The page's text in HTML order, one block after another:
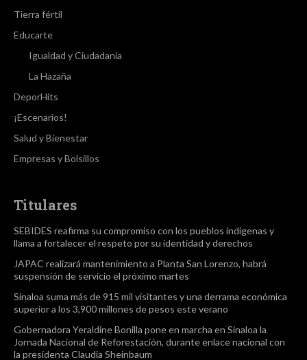
Tierra fértil
Educarte
Igualdad y Ciudadanía
La Hazaña
DeporHits
¡Escenarios!
Salud y Bienestar
Empresas y Bolsillos
Titulares
SEBIDES reafirma su compromiso con los pueblos indígenas y
llama a fortalecer el respeto por su identidad y derechos
JAPAC realizará mantenimiento a Planta San Lorenzo, habrá
suspensión de servicio el próximo martes
Sinaloa suma más de 915 mil visitantes y una derrama económica
superior a los 3,900 millones de pesos este verano
Gobernadora Yeraldine Bonilla pone en marcha en Sinaloa la
Jornada Nacional de Reforestación, durante enlace nacional con
la presidenta Claudia Sheinbaum